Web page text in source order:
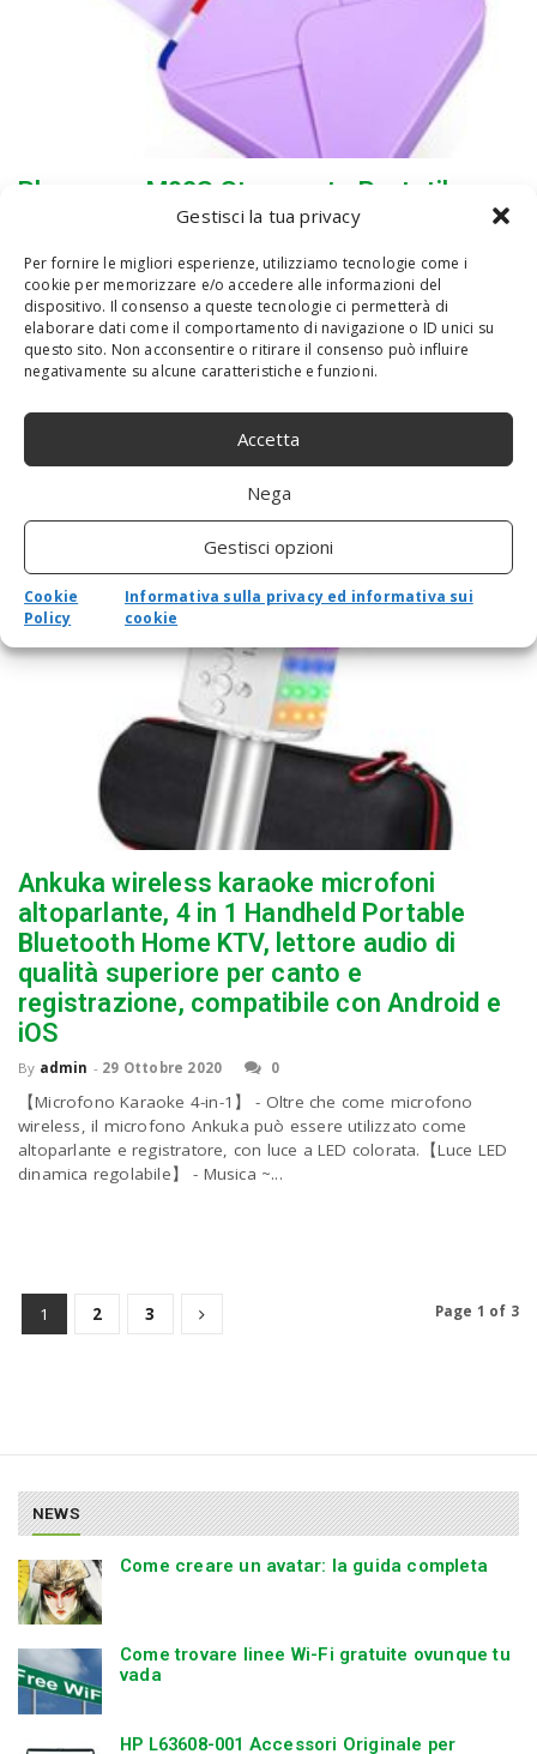
Gestisci la tua privacy
Per fornire le migliori esperienze, utilizziamo tecnologie come i
cookie per memorizzare e/o accedere alle informazioni del
dispositivo. Il consenso a queste tecnologie ci permetterà di
elaborare dati come il comportamento di navigazione o ID unici su
questo sito. Non acconsentire o ritirare il consenso può influire
negativamente su alcune caratteristiche e funzioni.
Accetta
Nega
Gestisci opzioni
Cookie
Policy
Informativa sulla privacy ed informativa sui
cookie
Phomemo M02S Stampante Portatile per
Smartphone Mini Stampante Foto
Bluetooth Termica, Risoluzione di 300 dpi,
Compatibile con iOS e Android, Stampa di
Foto in Bianco e Nero, Stickers, Viola
By admin - 31 Ottobre 2020 0
[Compatibile con 3 formati carta] -La stampante fotografica
Ankuka wireless karaoke microfoni
altoparlante, 4 in 1 Handheld Portable
Bluetooth Home KTV, lettore audio di
qualità superiore per canto e
registrazione, compatibile con Android e
iOS
By admin - 29 Ottobre 2020 0
【Microfono Karaoke 4-in-1】 - Oltre che come microfono
wireless, il microfono Ankuka può essere utilizzato come
altoparlante e registratore, con luce a LED colorata.【Luce LED
dinamica regolabile】 - Musica ~...
1 2 3 Page 1 of 3
NEWS
Come creare un avatar: la guida completa
Come trovare linee Wi-Fi gratuite ovunque tu
vada
HP L63608-001 Accessori Originale per